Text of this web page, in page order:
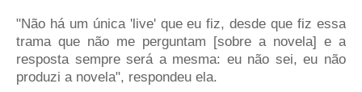
"Não há um única 'live' que eu fiz, desde que fiz essa
trama que não me perguntam [sobre a novela] e a
resposta sempre será a mesma: eu não sei, eu não
produzi a novela", respondeu ela.